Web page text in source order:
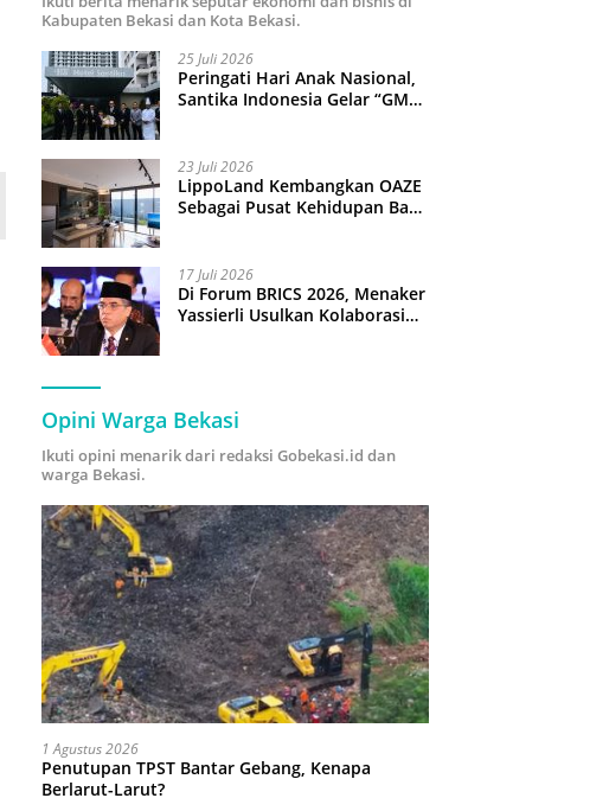
Kabupaten Bekasi dan Kota Bekasi.
25 Juli 2026
Peringati Hari Anak Nasional,
Santika Indonesia Gelar “GM
23 Juli 2026
LippoLand Kembangkan OAZE
Sebagai Pusat Kehidupan Baru
17 Juli 2026
Di Forum BRICS 2026, Menaker
Yassierli Usulkan Kolaborasi
Opini Warga Bekasi
Ikuti opini menarik dari redaksi Gobekasi.id dan
warga Bekasi.
1 Agustus 2026
Penutupan TPST Bantar Gebang, Kenapa
Berlarut-Larut?